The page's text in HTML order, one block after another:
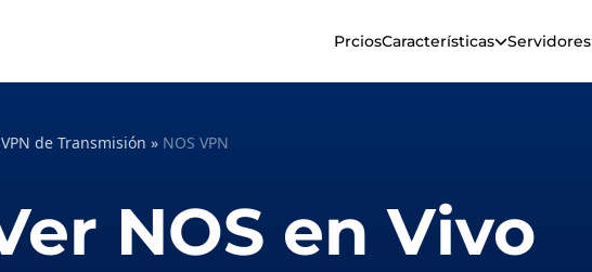
PrciosCaracterísticas Servidores
VPN de Transmisión » NOS VPN
NOS en Vivo